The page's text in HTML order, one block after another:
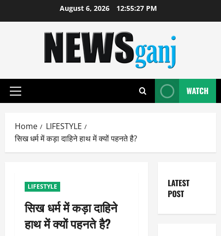
August 6, 2026 12:55:28 PM
Primary
WATCH
Home
LIFESTYLE
सिख धर्म में कड़ा दाहिने हाथ में क्यों पहनते है?
LIFESTYLE
सिख धर्म में कड़ा दाहिने
हाथ में क्यों पहनते है?
LATEST
POST